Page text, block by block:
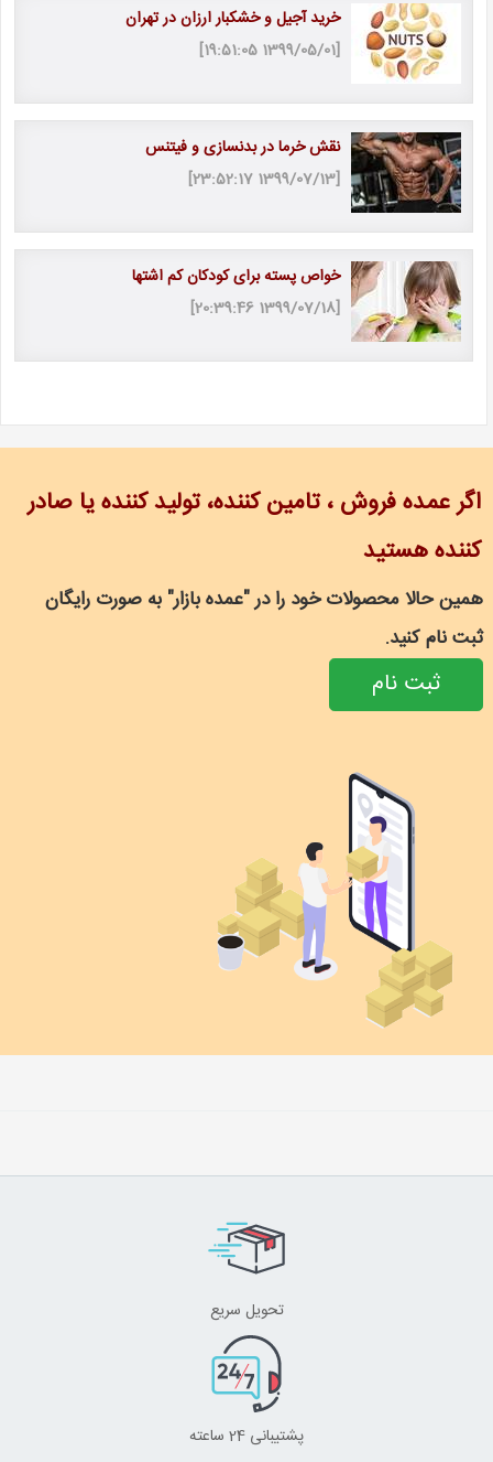
خرید آجیل و خشکبار ارزان در تهران
[1399/05/01 19:51:05]
نقش خرما در بدنسازی و فیتنس
[1399/07/13 23:52:17]
خواص پسته برای کودکان کم اشتها
[1399/07/18 20:39:46]
اگر عمده فروش ، تامین کننده، تولید کننده یا صادر
کننده هستید
همین حالا محصولات خود را در "عمده بازار" به صورت رایگان
ثبت نام کنید.
ثبت نام
تحویل سریع
پشتیبانی 24 ساعته